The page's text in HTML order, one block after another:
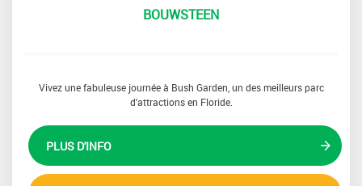
BOUWSTEEN
Vivez une fabuleuse journée à Bush Garden, un des meilleurs parc
d'attractions en Floride.
PLUS D'INFO